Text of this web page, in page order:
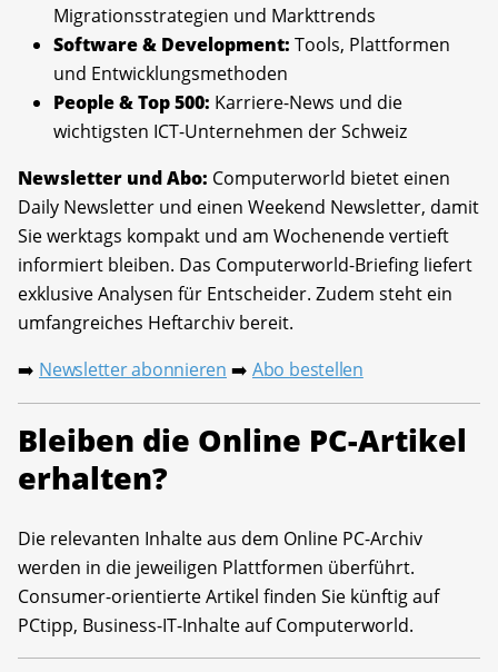
Migrationsstrategien und Markttrends
Software & Development: Tools, Plattformen
und Entwicklungsmethoden
People & Top 500: Karriere-News und die
wichtigsten ICT-Unternehmen der Schweiz
Newsletter und Abo: Computerworld bietet einen
Daily Newsletter und einen Weekend Newsletter, damit
Sie werktags kompakt und am Wochenende vertieft
informiert bleiben. Das Computerworld-Briefing liefert
exklusive Analysen für Entscheider. Zudem steht ein
umfangreiches Heftarchiv bereit.
➡️ Newsletter abonnieren ➡️ Abo bestellen
Bleiben die Online PC-Artikel
erhalten?
Die relevanten Inhalte aus dem Online PC-Archiv
werden in die jeweiligen Plattformen überführt.
Consumer-orientierte Artikel finden Sie künftig auf
PCtipp, Business-IT-Inhalte auf Computerworld.